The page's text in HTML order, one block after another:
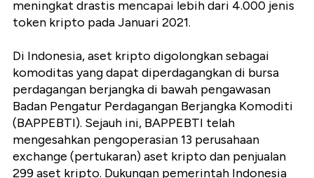
meningkat drastis mencapai lebih dari 4.000 jenis
token kripto pada Januari 2021.
Di Indonesia, aset kripto digolongkan sebagai
komoditas yang dapat diperdagangkan di bursa
perdagangan berjangka di bawah pengawasan
Badan Pengatur Perdagangan Berjangka Komoditi
(BAPPEBTI). Sejauh ini, BAPPEBTI telah
mengesahkan pengoperasian 13 perusahaan
exchange (pertukaran) aset kripto dan penjualan
299 aset kripto. Dukungan pemerintah Indonesia